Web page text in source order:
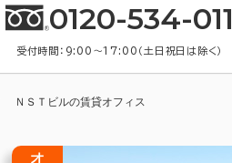
0120-534-011
受付時間：9:00〜17:00（土日祝日は除く）
ＮＳＴビルの賃貸オフィス